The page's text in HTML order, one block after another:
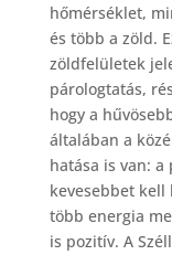
hőmérséklet,
és több a zöld.
zöldfelületek
párologtatás,
hogy a
általában a
hatása is van:
kevesebbet kell
több energia
is pozitív. A